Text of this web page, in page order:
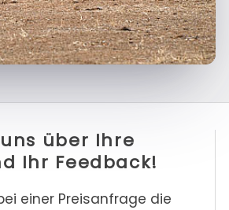
über Ihre
Ihr Feedback!
einer Preisanfrage die